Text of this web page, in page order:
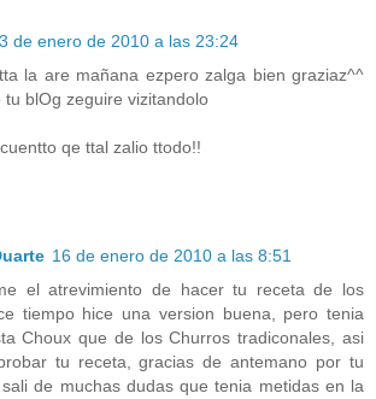
de enero de 2010 a las 23:24
la are mañana ezpero zalga bien graziaz^^
tu blOg zeguire vizitandolo
qe ttal zalio ttodo!!
16 de enero de 2010 a las 8:51
el atrevimiento de hacer tu receta de los
tiempo hice una version buena, pero tenia
Choux que de los Churros tradiconales, asi
tu receta, gracias de antemano por tu
de muchas dudas que tenia metidas en la